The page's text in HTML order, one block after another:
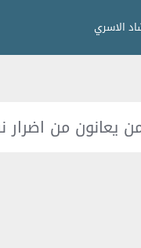
الاسري
يعانون من اضرار